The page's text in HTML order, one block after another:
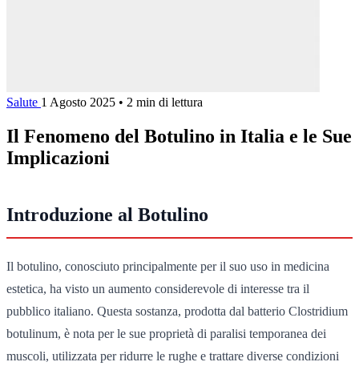
Salute 1 Agosto 2025 • 2 min di lettura
Il Fenomeno del Botulino in Italia e le Sue
Implicazioni
Introduzione al Botulino
Il botulino, conosciuto principalmente per il suo uso in medicina
estetica, ha visto un aumento considerevole di interesse tra il
pubblico italiano. Questa sostanza, prodotta dal batterio Clostridium
botulinum, è nota per le sue proprietà di paralisi temporanea dei
muscoli, utilizzata per ridurre le rughe e trattare diverse condizioni